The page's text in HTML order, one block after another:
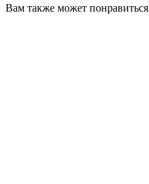
Вам также может понравиться